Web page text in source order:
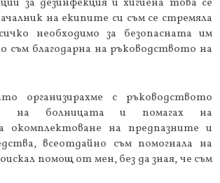
за дезинфекция и хигиена това се
на екипите си съм се стремяла
необходимо за безопасната им
съм благодарна на ръководството на
организирахме с ръководството
на болницата и помагах на
окомплектоване на предпазните и
всеотдайно съм помогнала на
помощ от мен, без да зная, че съм